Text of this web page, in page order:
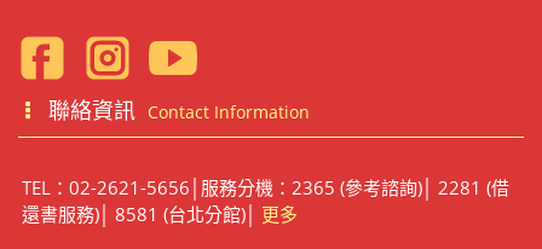
聯絡資訊 Contact Information
TEL：02-2621-5656│服務分機：2365 (參考諮詢)│ 2281 (借
還書服務)│ 8581 (台北分館)│ 更多